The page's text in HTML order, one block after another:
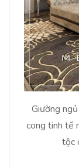
Giường
cong tinh tế
tộc